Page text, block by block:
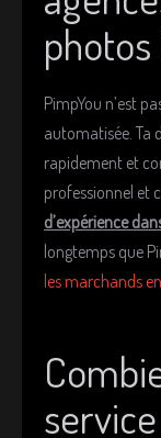
photos
PimpYou n’est
automatisée. Ta
rapidement et
professionnel et
d’expérience
longtemps que
les marchands